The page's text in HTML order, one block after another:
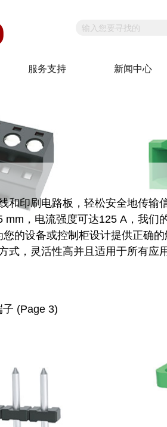
服务支持 新闻中心
和印刷电路板，轻松安全地传输
mm，电流强度可达125 A，我们
的设备或控制柜设计提供正确的
式，灵活性高并且适用于所有应
子 (Page 3)